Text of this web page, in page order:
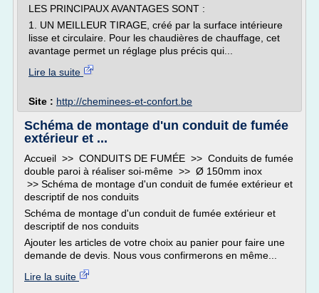
LES PRINCIPAUX AVANTAGES SONT :
1. UN MEILLEUR TIRAGE, créé par la surface intérieure
lisse et circulaire. Pour les chaudières de chauffage, cet
avantage permet un réglage plus précis qui...
Lire la suite
Site : http://cheminees-et-confort.be
Schéma de montage d'un conduit de fumée
extérieur et ...
Accueil >> CONDUITS DE FUMÉE >> Conduits de fumée
double paroi à réaliser soi-même >> Ø 150mm inox
>> Schéma de montage d'un conduit de fumée extérieur et
descriptif de nos conduits
Schéma de montage d'un conduit de fumée extérieur et
descriptif de nos conduits
Ajouter les articles de votre choix au panier pour faire une
demande de devis. Nous vous confirmerons en même...
Lire la suite